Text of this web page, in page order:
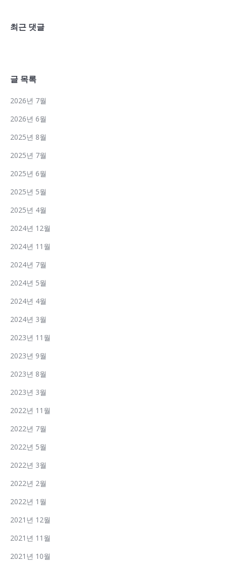
최근 댓글
글 목록
2026년 7월
2026년 6월
2025년 8월
2025년 7월
2025년 6월
2025년 5월
2025년 4월
2024년 12월
2024년 11월
2024년 7월
2024년 5월
2024년 4월
2024년 3월
2023년 11월
2023년 9월
2023년 8월
2023년 3월
2022년 11월
2022년 7월
2022년 5월
2022년 3월
2022년 2월
2022년 1월
2021년 12월
2021년 11월
2021년 10월